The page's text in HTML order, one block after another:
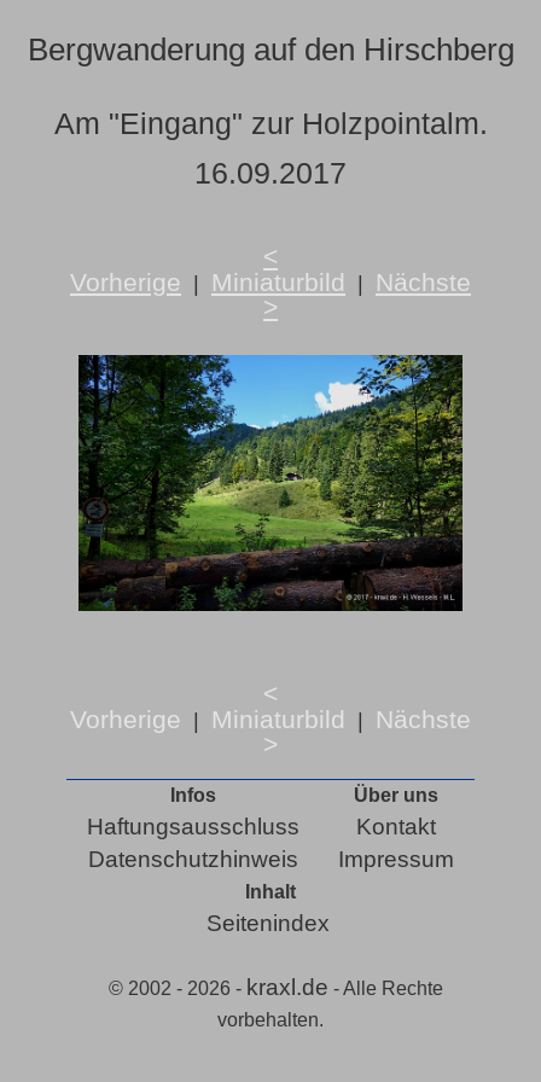
Bergwanderung auf den Hirschberg
Am "Eingang" zur Holzpointalm.
16.09.2017
<
Vorherige
Miniaturbild
Nächste
>
<
Vorherige | Miniaturbild | Nächste
>
Infos
Haftungsausschluss
Datenschutzhinweis
Über uns
Kontakt
Impressum
Inhalt
Seitenindex
© 2002 - 2026 - kraxl.de - Alle Rechte
vorbehalten.